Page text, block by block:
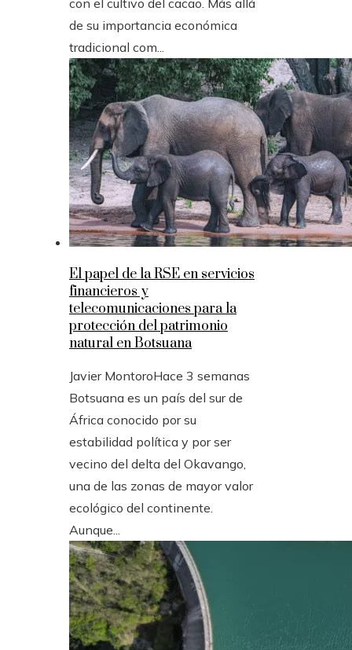
de su importancia económica
tradicional com...
El papel de la RSE en servicios
financieros y
telecomunicaciones para la
protección del patrimonio
natural en Botsuana
Javier MontoroHace 3 semanas
Botsuana es un país del sur de
África conocido por su
estabilidad política y por ser
vecino del delta del Okavango,
una de las zonas de mayor valor
ecológico del continente.
Aunque...